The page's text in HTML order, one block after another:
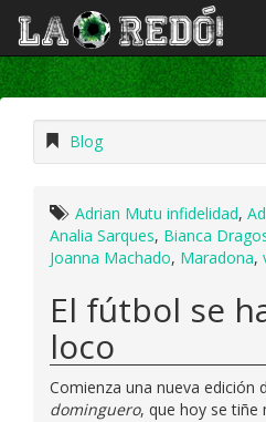
Blog
Adrian Mutu infidelidad,
Analia Sarques, Bianca
Joanna Machado, Maradona,
El fútbol se
loco
Comienza una nueva edición
dominguero, que hoy se tiñe